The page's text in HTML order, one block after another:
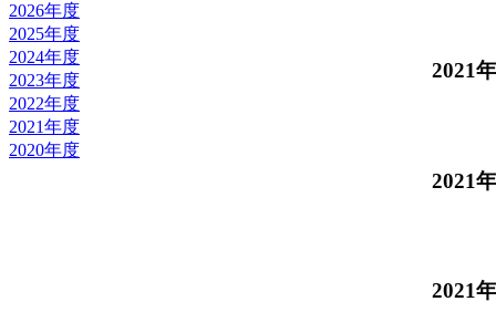
2026年度
2025年度
2024年度
2023年度
2022年度
2021年度
2020年度
2021
2021
2021